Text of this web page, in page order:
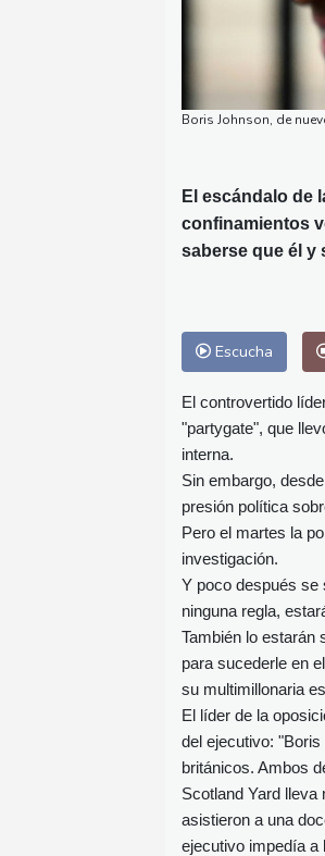
Boris Johnson, de
El escándalo de
confinamientos
saberse que él y
Escucha
El controvertido
"partygate", que
interna.
Sin embargo,
presión política
Pero el martes la
investigación.
Y poco después se
ninguna regla,
También lo estarán
para sucederle en
su multimillonaria
El líder de la
del ejecutivo:
británicos. Ambos
Scotland Yard
asistieron a una
ejecutivo impedía a